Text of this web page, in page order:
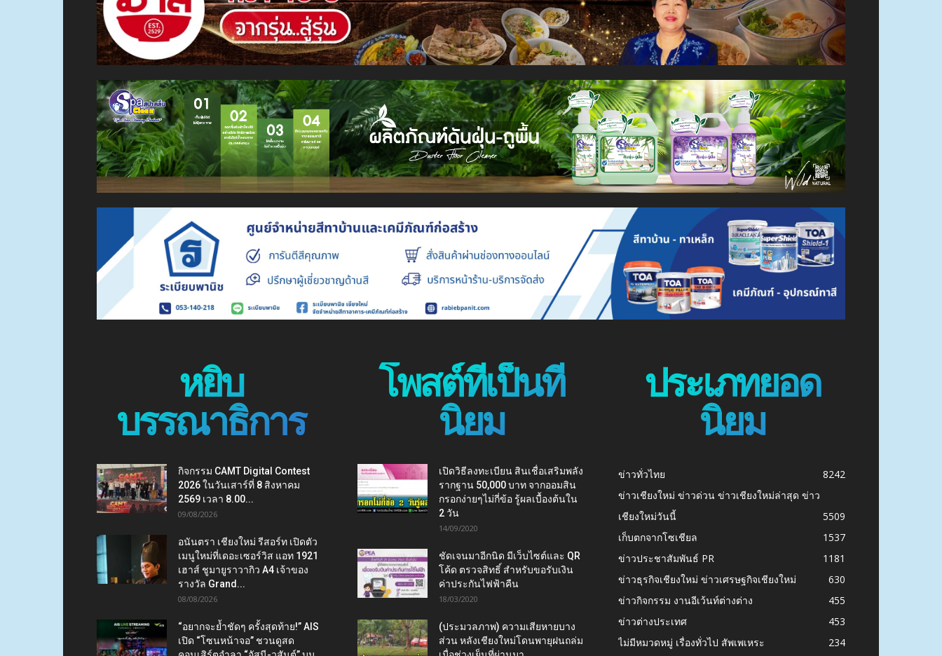
หยิบ
บรรณาธิการ
กิจกรรม CAMT Digital Contest
2026 ในวันเสาร์ที่ 8 สิงหาคม
2569 เวลา 8.00...
09/08/2026
อนันตรา เชียงใหม่ รีสอร์ท เปิดตัว
เมนูใหม่ที่เดอะเซอร์วิส แอท 1921
เฮาส์ ชูมายูราวากิว A4 เจ้าของ
รางวัล Grand...
08/08/2026
“อยากจะย้ำชัดๆ ครั้งสุดท้าย!” AIS
เปิด “โซนหน้าจอ” ชวนดูสด
โพสต์ที่เป็นที่
นิยม
เปิดวิธีลงทะเบียน สินเชื่อเสริมพลัง
รากฐาน 50,000 บาท จากออมสิน
กรอกง่ายๆไม่กี่ข้อ รู้ผลเบื้องต้นใน
2 วัน
14/09/2020
ชัดเจนมาอีกนิด มีเว็บไซต์และ QR
โค้ด ตรวจสิทธิ์ สำหรับขอรับเงิน
ค่าประกันไฟฟ้าคืน
18/03/2020
(ประมวลภาพ) ความเสียหายบาง
ส่วน หลังเชียงใหม่โดนพายุฝนถล่ม
ประเภทยอด
นิยม
ข่าวทั่วไทย
8242
ข่าวเชียงใหม่ ข่าวด่วน ข่าวเชียงใหม่ล่าสุด ข่าว
เชียงใหม่วันนี้
5509
เก็บตกจากโซเชียล
1537
ข่าวประชาสัมพันธ์ PR
1181
ข่าวธุรกิจเชียงใหม่ ข่าวเศรษฐกิจเชียงใหม่
630
ข่าวกิจกรรม งานอีเว้นท์ต่างต่าง
455
ข่าวต่างประเทศ
453
ไม่มีหมวดหมู่ เรื่องทั่วไป สัพเพเหระ
234